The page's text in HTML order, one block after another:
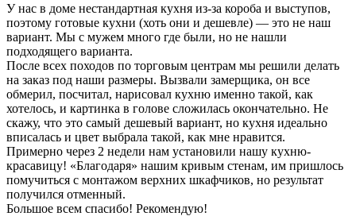
У нас в доме нестандартная кухня из-за короба и выступов,
поэтому готовые кухни (хоть они и дешевле) — это не наш
вариант. Мы с мужем много где были, но не нашли
подходящего варианта.
После всех походов по торговым центрам мы решили делать
на заказ под наши размеры. Вызвали замерщика, он все
обмерил, посчитал, нарисовал кухню именно такой, как
хотелось, и картинка в голове сложилась окончательно. Не
скажу, что это самый дешевый вариант, но кухня идеально
вписалась и цвет выбрала такой, как мне нравится.
Примерно через 2 недели нам установили нашу кухню-
красавицу! «Благодаря» нашим кривым стенам, им пришлось
помучиться с монтажом верхних шкафчиков, но результат
получился отменный.
Большое всем спасибо! Рекомендую!